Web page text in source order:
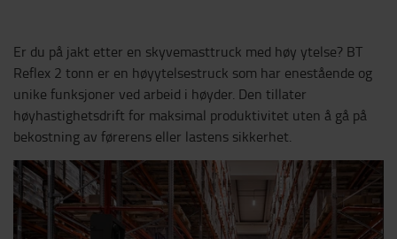
Er du på jakt etter en skyvemasttruck med høy ytelse? BT
Reflex 2 tonn er en høyytelsestruck som har enestående og
unike funksjoner ved arbeid i høyder. Den tillater
høyhastighetsdrift for maksimal produktivitet uten å gå på
bekostning av førerens eller lastens sikkerhet.